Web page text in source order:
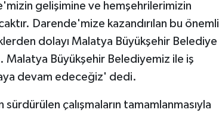
gelişimine ve hemşehrilerimizin
Darende'mize kazandırılan bu önemli
dolayı Malatya Büyükşehir Belediye
Malatya Büyükşehir Belediyemiz ile iş
devam edeceğiz' dedi.
çalışmaların tamamlanmasıyla